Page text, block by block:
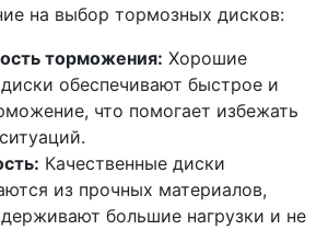
на выбор тормозных дисков:
торможения: Хорошие
обеспечивают быстрое и
что помогает избежать
Качественные диски
из прочных материалов,
большие нагрузки и не